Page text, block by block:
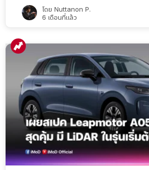
โดย Nuttanon P.
6 เดือนที่แล้ว